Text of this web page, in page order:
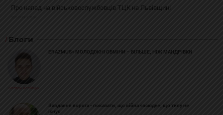
Про напад на військовослужбовців ТЦК на Львівщині
Блоги
Богдан Козійчук
ERAZMUS+ МОЛОДІЖНІ ОБМІНИ – БІЛЬШЕ, НІЖ МАНДРІВКИ
Завдання ворога - показати, що війна «всюди», що тилу не
існує